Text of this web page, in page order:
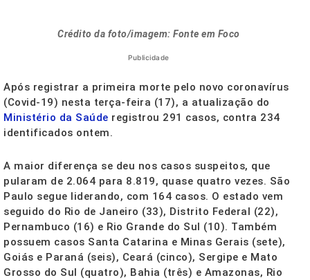
Crédito da foto/imagem: Fonte em Foco
Publicidade
Após registrar a primeira morte pelo novo coronavírus
(Covid-19) nesta terça-feira (17), a atualização do
Ministério da Saúde registrou 291 casos, contra 234
identificados ontem.
A maior diferença se deu nos casos suspeitos, que
pularam de 2.064 para 8.819, quase quatro vezes. São
Paulo segue liderando, com 164 casos. O estado vem
seguido do Rio de Janeiro (33), Distrito Federal (22),
Pernambuco (16) e Rio Grande do Sul (10). Também
possuem casos Santa Catarina e Minas Gerais (sete),
Goiás e Paraná (seis), Ceará (cinco), Sergipe e Mato
Grosso do Sul (quatro), Bahia (três) e Amazonas, Rio